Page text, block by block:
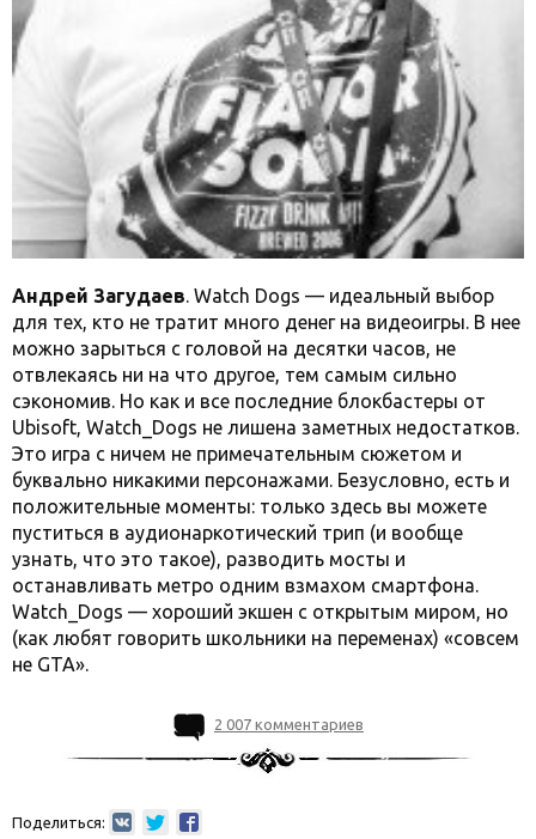
Андрей Загудаев. Watch Dogs — идеальный выбор
для тех, кто не тратит много денег на видеоигры. В нее
можно зарыться с головой на десятки часов, не
отвлекаясь ни на что другое, тем самым сильно
сэкономив. Но как и все последние блокбастеры от
Ubisoft, Watch_Dogs не лишена заметных недостатков.
Это игра с ничем не примечательным сюжетом и
буквально никакими персонажами. Безусловно, есть и
положительные моменты: только здесь вы можете
пуститься в аудионаркотический трип (и вообще
узнать, что это такое), разводить мосты и
останавливать метро одним взмахом смартфона.
Watch_Dogs — хороший экшен с открытым миром, но
(как любят говорить школьники на переменах) «совсем
не GTA».
2 007 комментариев
Поделиться: